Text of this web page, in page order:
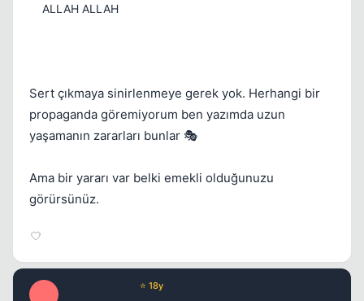
ALLAH ALLAH
Sert çıkmaya sinirlenmeye gerek yok. Herhangi bir
propaganda göremiyorum ben yazımda uzun
yaşamanın zararları bunlar 🎭
Ama bir yararı var belki emekli olduğunuzu
görürsünüz.
⭐ 18y